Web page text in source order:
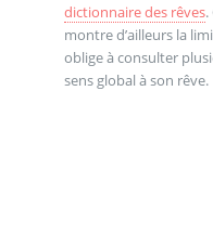
dictionnaire des rêves.
montre d’ailleurs la
oblige à consulter
sens global à son rêve.